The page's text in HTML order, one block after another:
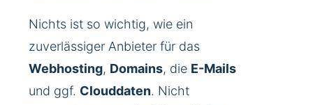
Nichts ist so wichtig, wie ein
zuverlässiger Anbieter für das
Webhosting, Domains, die E-Mails
und ggf. Clouddaten. Nicht